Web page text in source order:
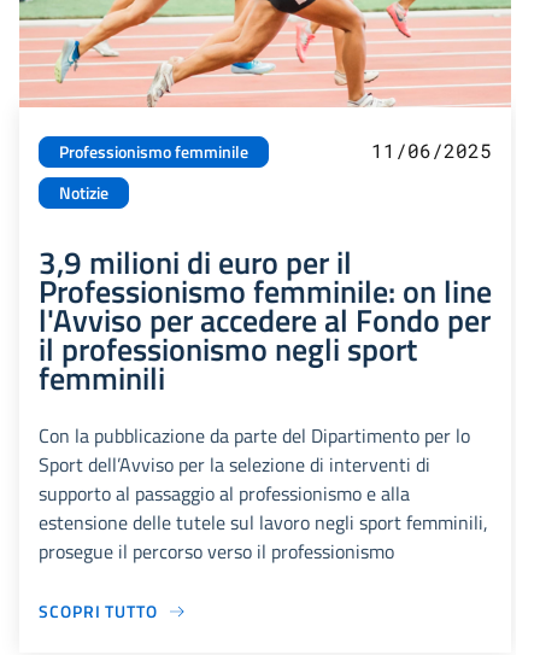
Professionismo femminile
Notizie
11/06/2025
3,9 milioni di euro per il
Professionismo femminile: on line
l'Avviso per accedere al Fondo per
il professionismo negli sport
femminili
Con la pubblicazione da parte del Dipartimento per lo
Sport dell’Avviso per la selezione di interventi di
supporto al passaggio al professionismo e alla
estensione delle tutele sul lavoro negli sport femminili,
prosegue il percorso verso il professionismo
SCOPRI TUTTO